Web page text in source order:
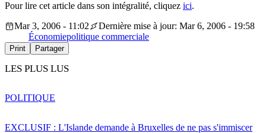
Pour lire cet article dans son intégralité, cliquez ici.
Mar 3, 2006 - 11:02
Dernière mise à jour: Mar 6, 2006 - 19:58
Économiepolitique commerciale
Print Partager
LES PLUS LUS
EXCLUSIF : L'Islande demande à Bruxelles de ne pas s'immiscer
POLITIQUE